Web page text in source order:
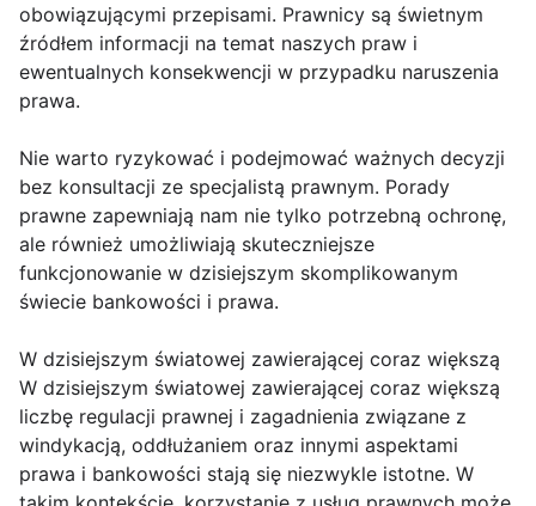
obowiązującymi przepisami. Prawnicy są świetnym
źródłem informacji na temat naszych praw i
ewentualnych konsekwencji w przypadku naruszenia
prawa.
Nie warto ryzykować i podejmować ważnych decyzji
bez konsultacji ze specjalistą prawnym. Porady
prawne zapewniają nam nie tylko potrzebną ochronę,
ale również umożliwiają skuteczniejsze
funkcjonowanie w dzisiejszym skomplikowanym
świecie bankowości i prawa.
W dzisiejszym światowej zawierającej coraz większą
W dzisiejszym światowej zawierającej coraz większą
liczbę regulacji prawnej i zagadnienia związane z
windykacją, oddłużaniem oraz innymi aspektami
prawa i bankowości stają się niezwykle istotne. W